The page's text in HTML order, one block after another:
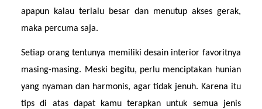
apapun kalau terlalu besar dan menutup akses gerak,
maka percuma saja.
Setiap orang tentunya memiliki desain interior favoritnya
masing-masing. Meski begitu, perlu menciptakan hunian
yang nyaman dan harmonis, agar tidak jenuh. Karena itu
tips di atas dapat kamu terapkan untuk semua jenis